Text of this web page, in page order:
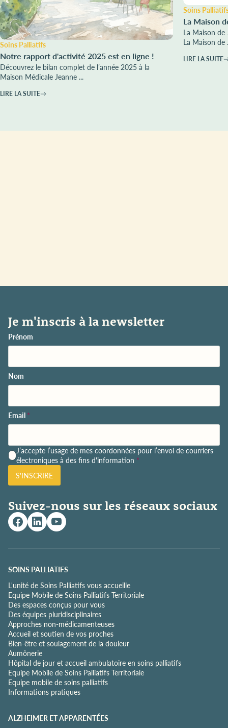
Soins Palliatifs
Notre rapport d'activité 2025 est en ligne !
Découvrez le bilan complet de l’année 2025 à la
Maison Médicale Jeanne ...
LIRE LA SUITE
Soins
La Maison
La Maison de
La Maison de
LIRE LA SUITE
Je m'inscris à la newsletter
Prénom
Nom
Email *
P
o
l
t
q
u
e
e
o
f
i
d
e
n
t
i
a
l
i
t
é
J’accepte l’usage de mes coordonnées pour l’envoi de courriers
électroniques à des fins d'information *
S'INSCRIRE
Suivez-nous sur les réseaux sociaux
SOINS PALLIATIFS
L'unité de Soins Palliatifs vous accueille
Equipe Mobile de Soins Palliatifs Territoriale
Des espaces conçus pour vous
Des équipes pluridisciplinaires
Approches non-médicamenteuses
Accueil et soutien de vos proches
Bien-être et soulagement de la douleur
Aumônerie
Hôpital de jour et accueil ambulatoire en soins palliatifs
Equipe Mobile de Soins Palliatifs Territoriale
Equipe mobile de soins palliatifs
Informations pratiques
ALZHEIMER ET APPARENTÉES